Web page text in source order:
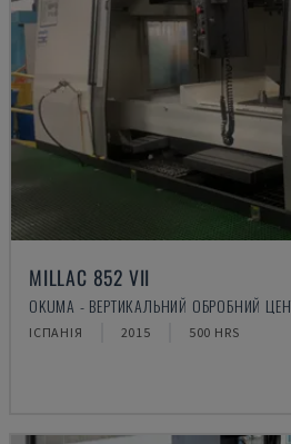
MILLAC 852 VII
OKUMA - ВЕРТИКАЛЬНИЙ ОБРОБНИЙ
ІСПАНІЯ 2015 500 HRS